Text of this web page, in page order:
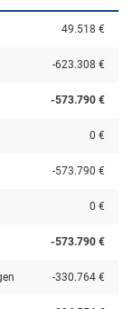
49.518 €
-623.308 €
-573.790 €
0 €
-573.790 €
0 €
-573.790 €
-330.764 €